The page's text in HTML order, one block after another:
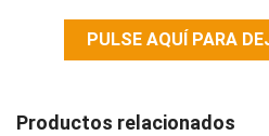
PULSE AQUÍ PARA
Productos relacionados